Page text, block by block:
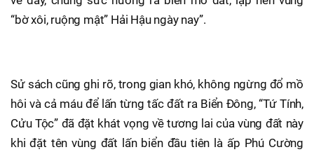
“bờ xôi, ruộng mật” Hải Hậu ngày nay”.
Sử sách cũng ghi rõ, trong gian khó, không ngừng đổ mồ
hôi và cả máu để lấn từng tấc đất ra Biển Đông, “Tứ Tính,
Cửu Tộc” đã đặt khát vọng về tương lai của vùng đất này
khi đặt tên vùng đất lấn biển đầu tiên là ấp Phú Cường